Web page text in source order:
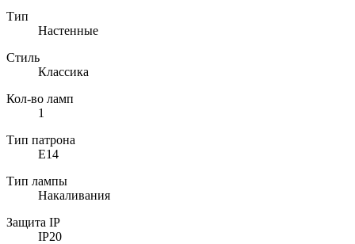
Тип
Настенные
Стиль
Классика
Кол-во ламп
1
Тип патрона
E14
Тип лампы
Накаливания
Защита IP
IP20